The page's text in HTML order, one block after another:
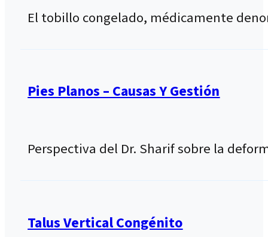
El tobillo congelado, médicamente
Pies Planos – Causas Y Gestión
Perspectiva del Dr. Sharif sobre la
Talus Vertical Congénito